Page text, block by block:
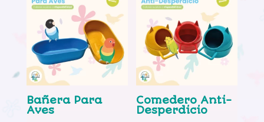
Bañera Para
Aves
Comedero Anti-
Desperdicio